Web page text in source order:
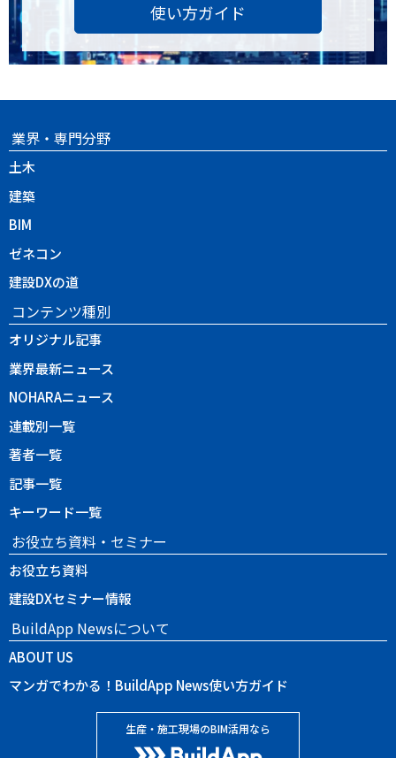
使い方ガイド
業界・専門分野
土木
建築
BIM
ゼネコン
建設DXの道
コンテンツ種別
オリジナル記事
業界最新ニュース
NOHARAニュース
連載別一覧
著者一覧
記事一覧
キーワード一覧
お役立ち資料・セミナー
お役立ち資料
建設DXセミナー情報
BuildApp Newsについて
ABOUT US
マンガでわかる！BuildApp News使い方ガイド
生産・施工現場のBIM活用なら